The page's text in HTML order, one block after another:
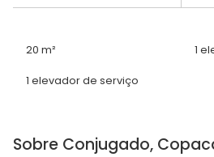
20 m² 1
1 elevador de serviço
Sobre Conjugado,